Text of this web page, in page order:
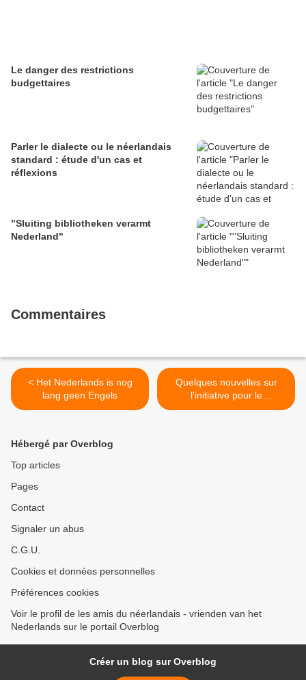
Le danger des restrictions
budgettaires
Parler le dialecte ou le néerlandais
standard : étude d'un cas et
réflexions
"Sluiting bibliotheken verarmt
Nederland"
Commentaires
< Het Nederlands is nog
lang geen Engels
Quelques nouvelles sur
l'initiative pour le
néerlandais >
Hébergé par Overblog
Top articles
Pages
Contact
Signaler un abus
C.G.U.
Cookies et données personnelles
Préférences cookies
Voir le profil de les amis du néerlandais - vrienden van het
Nederlands sur le portail Overblog
Créer un blog sur Overblog